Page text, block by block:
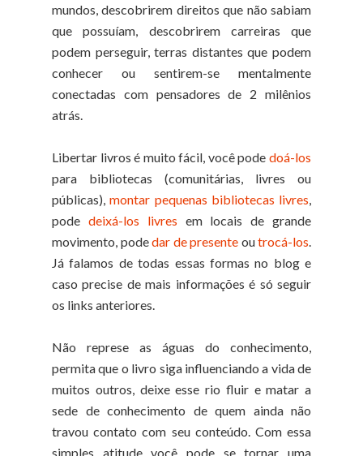
mundos, descobrirem direitos que não sabiam
que possuíam, descobrirem carreiras que
podem perseguir, terras distantes que podem
conhecer ou sentirem-se mentalmente
conectadas com pensadores de 2 milênios
atrás.
Libertar livros é muito fácil, você pode doá-los
para bibliotecas (comunitárias, livres ou
públicas),montar pequenas bibliotecas livres,
pode deixá-los livres em locais de grande
movimento, podedar de presente outrocá-los.
Já falamos de todas essas formas no blog e
caso precise de mais informações é só seguir
os links anteriores.
Não represe as águas do conhecimento,
permita que o livro siga influenciando a vida de
muitos outros, deixe esse rio fluir e matar a
sede de conhecimento de quem ainda não
travou contato com seu conteúdo. Com essa
simples atitude você pode se tornar uma